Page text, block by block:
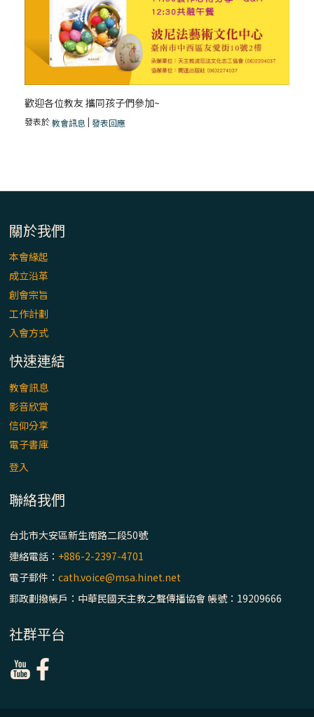
歡迎各位教友 攜同孩子們參加~
發表於教會訊息 |發表回應
關於我們
本會緣起
成立沿革
創會宗旨
工作計劃
入會方式
快速連結
教會訊息
影音欣賞
信仰分享
電子書庫
登入
聯絡我們
台北市大安區新生南路二段50號
連絡電話： +886-2-2397-4701
電子郵件：cath.voice@msa.hinet.net
郵政劃撥帳戶：中華民國天主教之聲傳播協會 帳號：19209666
社群平台